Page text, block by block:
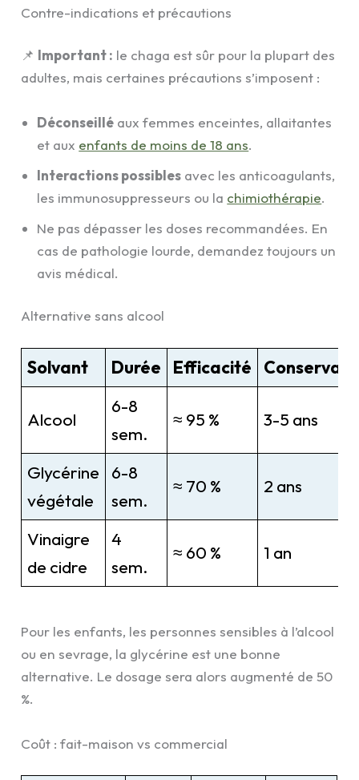
Contre-indications et précautions
📌 Important : le chaga est sûr pour la plupart des
adultes, mais certaines précautions s’imposent :
Déconseillé aux femmes enceintes, allaitantes
et aux enfants de moins de 18 ans.
Interactions possibles avec les anticoagulants,
les immunosuppresseurs ou la chimiothérapie.
Ne pas dépasser les doses recommandées. En
cas de pathologie lourde, demandez toujours un
avis médical.
Alternative sans alcool
Solvant Durée Efficacité
Alcool
6-8
sem.
≈ 95 % 3-5 ans
Glycérine
végétale
6-8
sem.
≈ 70 % 2 ans
Vinaigre
de cidre
4
sem.
≈ 60 % 1 an
Pour les enfants, les personnes sensibles à l’alcool
ou en sevrage, la glycérine est une bonne
alternative. Le dosage sera alors augmenté de 50
%.
Coût : fait-maison vs commercial